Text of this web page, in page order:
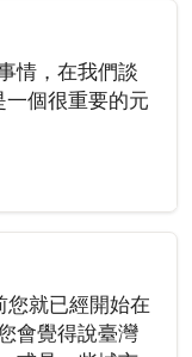
情，在我們談
個很重要的元
您就已經開始在
會覺得說臺灣